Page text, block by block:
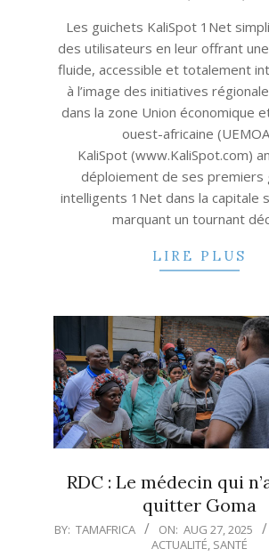
Les guichets KaliSpot 1Net
des utilisateurs en leur offrant
fluide, accessible et totalement
à l’image des initiatives
dans la zone Union économique
ouest-africaine
KaliSpot (www.KaliSpot.com)
déploiement de ses premiers
intelligents 1Net dans la capitale
marquant un tournant
LIRE PLUS
RDC : Le médecin qui
quitter Goma
2025-
BY: TAMAFRICA ON: AUG 27, 2025
ACTUALITÉ, SANTÉ